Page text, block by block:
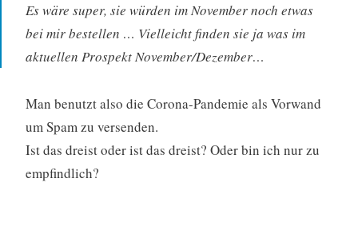
Es wäre super, sie würden im November noch etwas
bei mir bestellen … Vielleicht finden sie ja was im
aktuellen Prospekt November/Dezember…
Man benutzt also die Corona-Pandemie als Vorwand
um Spam zu versenden.
Ist das dreist oder ist das dreist? Oder bin ich nur zu
empfindlich?